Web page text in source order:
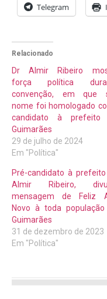
Telegram
Relacionado
Dr Almir Ribeiro
força política
convenção, em que
nome foi homologado
candidato à prefeito
Guimarães
29 de julho de 2024
Em "Política"
Pré-candidato à prefeito
Almir Ribeiro,
mensagem de Feliz
Novo à toda
Guimarães
31 de dezembro de 2023
Em "Política"